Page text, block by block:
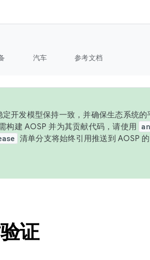
汽车 参考文档
开发模型保持一致，并确保生态系统
构建 AOSP 并为其贡献代码，请使用
清单分支将始终引用推送到 AOSP
证